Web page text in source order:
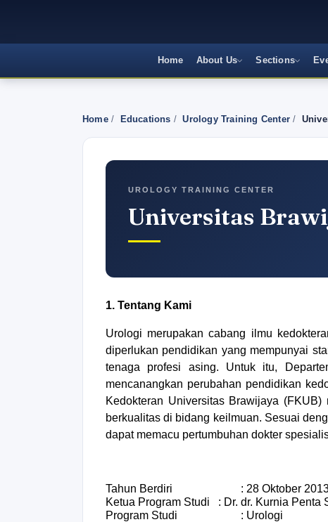
Home About Us Sections
Home/ Educations /Urology Training Center /
UROLOGY TRAINING CENTER
Universitas
1. Tentang Kami
Urologi merupakan cabang ilmu
diperlukan pendidikan yang mempunyai
tenaga profesi asing. Untuk itu,
mencanangkan perubahan pendidikan
Kedokteran Universitas Brawijaya
berkualitas di bidang keilmuan. Sesuai
dapat memacu pertumbuhan dokter
Tahun Berdiri
: 28 Oktober
Ketua Program Studi
: Dr. dr. Kurnia Penta
Program Studi
: Urologi